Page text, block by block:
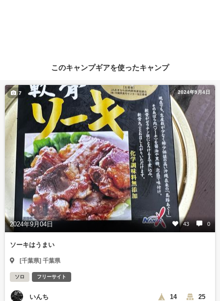
このキャンプギアを使ったキャンプ
2024年9月4日
2024年9月04日 43 0
7
ソーキはうまい
[千葉県] 千葉県
ソロ フリーサイト
いんち 14 25